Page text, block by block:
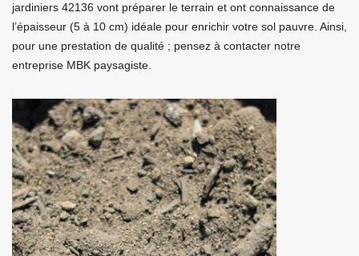
jardiniers 42136 vont préparer le terrain et ont connaissance de
l’épaisseur (5 à 10 cm) idéale pour enrichir votre sol pauvre. Ainsi,
pour une prestation de qualité ; pensez à contacter notre
entreprise MBK paysagiste.